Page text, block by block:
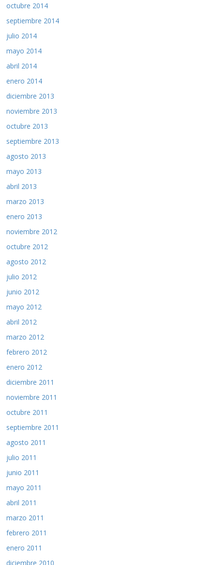
octubre 2014
septiembre 2014
julio 2014
mayo 2014
abril 2014
enero 2014
diciembre 2013
noviembre 2013
octubre 2013
septiembre 2013
agosto 2013
mayo 2013
abril 2013
marzo 2013
enero 2013
noviembre 2012
octubre 2012
agosto 2012
julio 2012
junio 2012
mayo 2012
abril 2012
marzo 2012
febrero 2012
enero 2012
diciembre 2011
noviembre 2011
octubre 2011
septiembre 2011
agosto 2011
julio 2011
junio 2011
mayo 2011
abril 2011
marzo 2011
febrero 2011
enero 2011
diciembre 2010